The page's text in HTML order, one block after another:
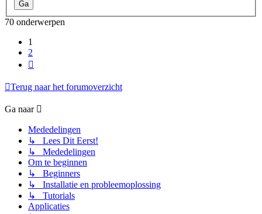
70 onderwerpen
1
2
Terug naar het forumoverzicht
Ga naar
Mededelingen
↳ Lees Dit Eerst!
↳ Mededelingen
Om te beginnen
↳ Beginners
↳ Installatie en probleemoplossing
↳ Tutorials
Applicaties